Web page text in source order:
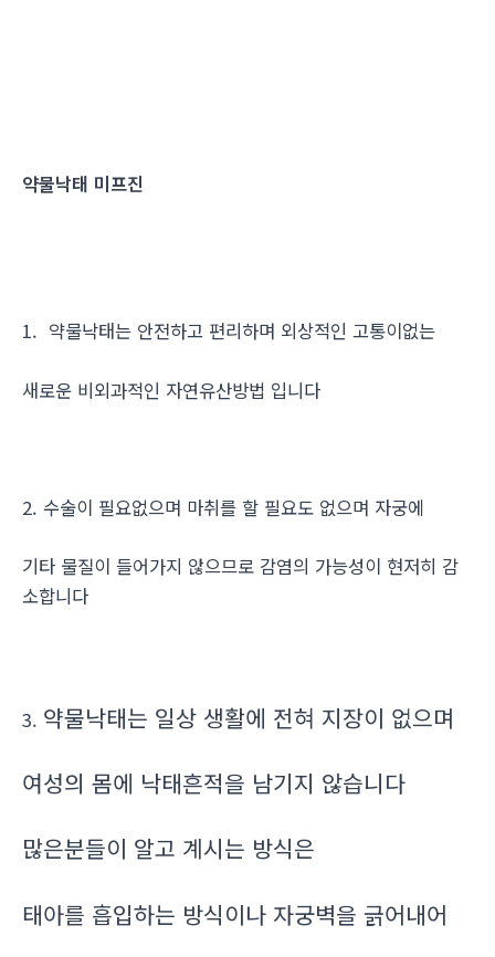
약물낙태 미프진
1. 약물낙태는 안전하고 편리하며 외상적인 고통이없는
새로운 비외과적인 자연유산방법 입니다
2. 수술이 필요없으며 마취를 할 필요도 없으며 자궁에
기타 물질이 들어가지 않으므로 감염의 가능성이 현저히 감
소합니다
3. 약물낙태는 일상 생활에 전혀 지장이 없으며
여성의 몸에 낙태흔적을 남기지 않습니다
많은분들이 알고 계시는 방식은
태아를 흡입하는 방식이나 자궁벽을 긁어내어